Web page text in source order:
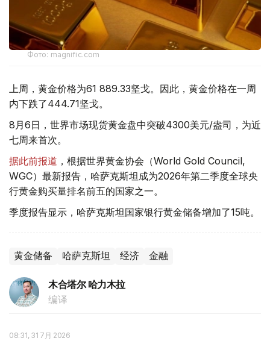
Фото: magnific.com
上周，黄金价格为61 889.33坚戈。因此，黄金价格在一周
内下跌了444.71坚戈。
8月6日，世界市场现货黄金盘中突破4300美元/盎司，为近
七周来首次。
据此前报道 ，根据世界黄金协会（World Gold Council,
WGC）最新报告，哈萨克斯坦成为2026年第二季度全球央
行黄金购买量排名前五的国家之一。
季度报告显示，哈萨克斯坦国家银行黄金储备增加了15吨。
黄金储备 哈萨克斯坦 经济 金融
木合塔尔 哈力木拉
编译
08:31, 31 7月 2026